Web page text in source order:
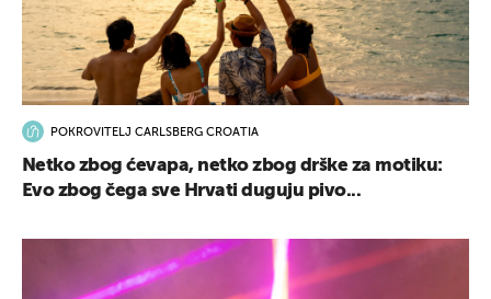
POKROVITELJ CARLSBERG CROATIA
Netko zbog ćevapa, netko zbog drške za motiku:
Evo zbog čega sve Hrvati duguju pivo...